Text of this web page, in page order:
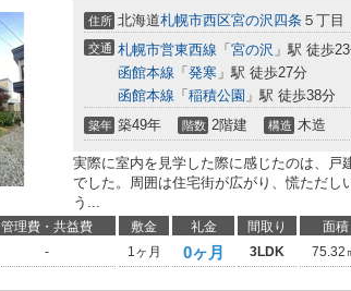
住所 北海道札幌市西区宮の沢四条 ５丁目
交通 札幌市営東西線 「 宮の沢 」駅 徒歩
函館本線 「 発寒 」駅 徒歩27分
函館本線 「 稲積公園 」駅 徒歩38分
築年 築49年 階数 2階建 構造 木造
実際に室内を見学した際に感じたのは、戸
でした。周囲は住宅街が広がり、慌ただし
う...
管理費・共益費 敷金 礼金 間取り 面積
- 1ヶ月 0ヶ月 3LDK 75.32